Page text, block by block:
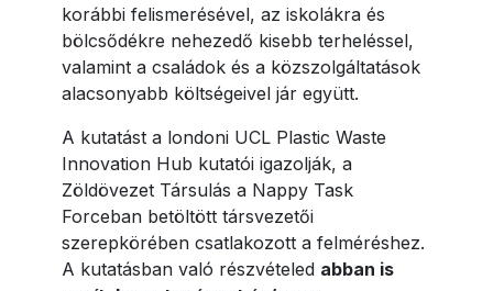
korábbi felismerésével, az iskolákra és
bölcsődékre nehezedő kisebb terheléssel,
valamint a családok és a közszolgáltatások
alacsonyabb költségeivel jár együtt.
A kutatást a londoni UCL Plastic Waste
Innovation Hub kutatói igazolják, a
Zöldövezet Társulás a Nappy Task
Forceban betöltött társvezetői
szerepkörében csatlakozott a felméréshez.
A kutatásban való részvételed abban is